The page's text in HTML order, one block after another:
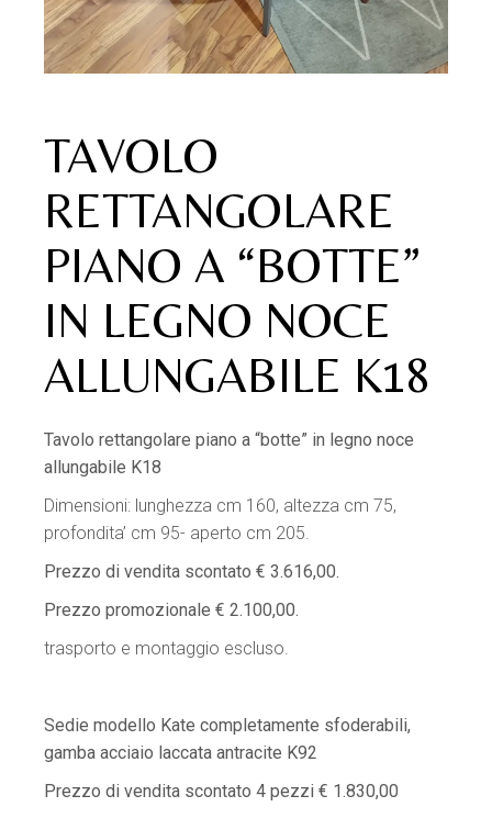
TAVOLO
RETTANGOLARE
PIANO A “BOTTE”
IN LEGNO NOCE
ALLUNGABILE K18
Tavolo rettangolare piano a “botte” in legno noce
allungabile K18
Dimensioni: lunghezza cm 160, altezza cm 75,
profondita’ cm 95- aperto cm 205.
Prezzo di vendita scontato € 3.616,00.
Prezzo promozionale € 2.100,00.
trasporto e montaggio escluso.
Sedie modello Kate completamente sfoderabili,
gamba acciaio laccata antracite K92
Prezzo di vendita scontato 4 pezzi € 1.830,00